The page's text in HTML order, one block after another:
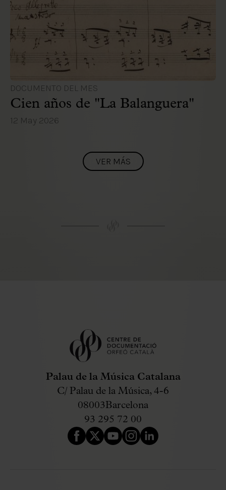
DOCUMENTO DEL MES
Cien años de "La Balanguera"
12 May 2026
VER MÁS
Palau de la Música Catalana
C/ Palau de la Música, 4-6
08003Barcelona
93 295 72 00